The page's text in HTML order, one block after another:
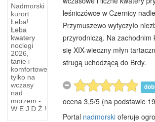
Nadmorski
kurort
Łeba!
Łeba
kwatery
noclegi
2026,
tanie i
komfortowe
tylko na
wczasy
nad
morzem -
W E J D Ź !
Rybołówstwo
?
Główne
Ze
względu
na
specyficzne
Dialekt
Kaszubski
Ludność
rybackich
wiosek
leśniczówce w Czernicy
Przymuszewo wytyczyło
przyrodniczą. Na zachodnim
się XIX-wieczny młyn
strugą uchodzącą do Brdy.
ocena 3,5/5 (na podstawie
Portal nadmorski oferuje